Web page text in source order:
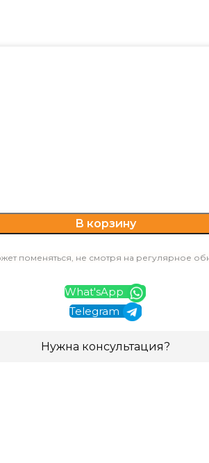
В корзину
поменяться, не смотря на регулярное
What'sApp
Telegram
Нужна консультация?